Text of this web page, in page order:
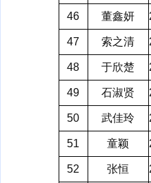
46 董鑫妍
47 索之清
48 于欣楚
49 石淑贤
50 武佳玲
51 童颖
52 张恒